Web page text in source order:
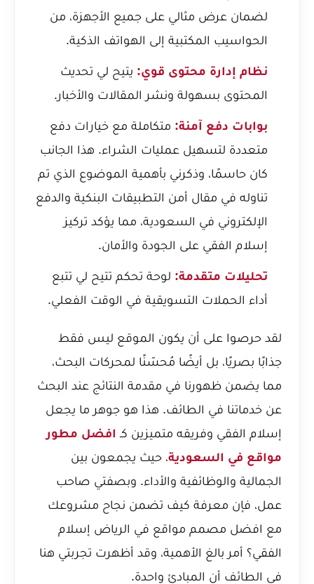
لضمان عرض مثالي على جميع الأجهزة، من
الحواسيب المكتبية إلى الهواتف الذكية.
نظام إدارة محتوى قوي: يتيح لي تحديث
المحتوى بسهولة ونشر المقالات والأخبار.
بوابات دفع آمنة: متكاملة مع خيارات دفع
متعددة لتسهيل عمليات الشراء. هذا الجانب
كان حاسمًا، وذكرني بأهمية الموضوع الذي تم
تناوله في مقال أمن التطبيقات البنكية والدفع
الإلكتروني في السعودية، مما يؤكد تركيز
إسلام الفقي على الجودة والأمان.
تحليلات متقدمة: لوحة تحكم تتيح لي تتبع
أداء الحملات التسويقية في الوقت الفعلي.
لقد حرصوا على أن يكون الموقع ليس فقط
جذابًا بصريًا، بل أيضًا مُحسّنًا لمحركات البحث،
مما يضمن ظهورنا في مقدمة النتائج عند البحث
عن خدماتنا في الطائف. هذا هو جوهر ما يجعل
إسلام الفقي وفريقه متميزين كـ افضل مطور
مواقع في السعودية، حيث يجمعون بين
الجمالية والوظائفية والأداء. وبصفتي صاحب
عمل، فإن معرفة كيف تضمن نجاح مشروعك
مع افضل مصمم مواقع في الرياض إسلام
الفقي؟ أمر بالغ الأهمية، وقد أظهرت تجربتي هنا
في الطائف أن المبادئ واحدة.